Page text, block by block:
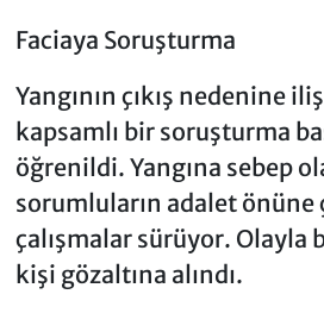
Faciaya Soruşturma
Yangının çıkış nedenine
kapsamlı bir soruşturma
öğrenildi. Yangına sebep
sorumluların adalet önüne
çalışmalar sürüyor. Olayla
kişi gözaltına alındı.